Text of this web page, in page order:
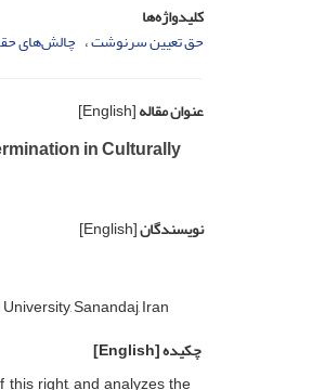
کلیدواژه‌ها
حق تعیین سرنوشت چالش‌های
عنوان مقاله[English]
in Culturally
نویسندگان[English]
Sanandaj, Iran
چکیده[English]